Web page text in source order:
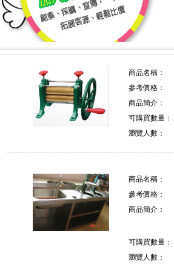
線上詢價 創業 採購 宣傳 一次搞
線上詢價 創業 採購 宣傳 一次搞定!
商品名稱：
參考價格：
商品簡介：
可購買數量：
瀏覽人數：
商品名稱：
參考價格：
商品簡介：
可購買數量：
瀏覽人數：